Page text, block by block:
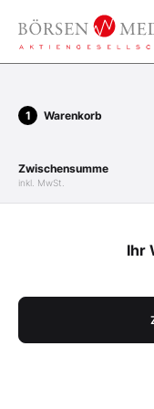
Warenkorb
Zwischensumme
inkl. MwSt.
Ihr